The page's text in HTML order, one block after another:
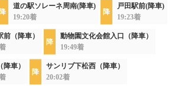
道の駅ソレーネ周南(降車)
19:20着
戸田駅前(降車)
19:23着
前（降車）
動物園文化会館入口（降車）
19:49着
車）
サンリブ下松西（降車）
20:02着